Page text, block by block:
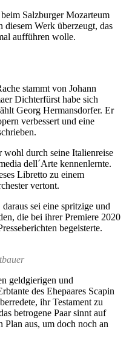
Salzburger Mozarteum
diesem Werk überzeugt, das
aufführen wolle.
stammt von Johann
Dichterfürst habe sich
Georg Hermansdorfer. Er
verbessert und eine
wohl durch seine Italienreise
dell´Arte kennenlernte.
Libretto zu einem
vertont.
sei eine spritzige und
die bei ihrer Premiere 2020
begeisterte.
geldgierigen und
des Ehepaares Scapin
ihr Testament zu
betrogene Paar sinnt auf
Plan aus, um doch noch an